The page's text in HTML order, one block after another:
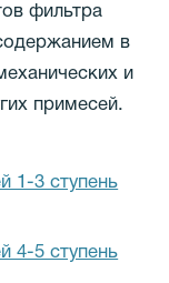
фильтра
в
и
примесей.
1-3 ступень
4-5 ступень